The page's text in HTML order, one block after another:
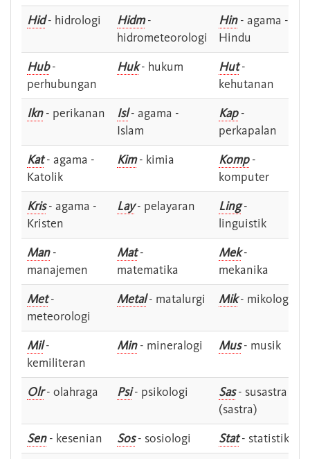
Hid- hidrologi Hidm-
hidrometeorologi
Hin- agama -
Hindu
Hub-
perhubungan
Huk- hukum Hut-
kehutanan
Ikn- perikanan Isl- agama -
Islam
Kap-
perkapalan
Kat- agama -
Katolik
Kim- kimia Komp-
komputer
Kris- agama -
Kristen
Lay- pelayaran Ling-
linguistik
Man-
manajemen
Mat-
matematika
Mek-
mekanika
Met-
meteorologi
Metal- matalurgi Mik- mikologi
Mil-
kemiliteran
Min- mineralogi Mus- musik
Olr- olahraga Psi- psikologi Sas- susastra -
(sastra)
Sen- kesenian Sos- sosiologi Stat- statistik